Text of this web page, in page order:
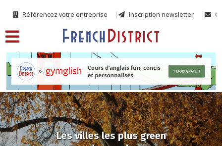
Référencez votre entreprise Inscription newsletter
Les villes les plus green